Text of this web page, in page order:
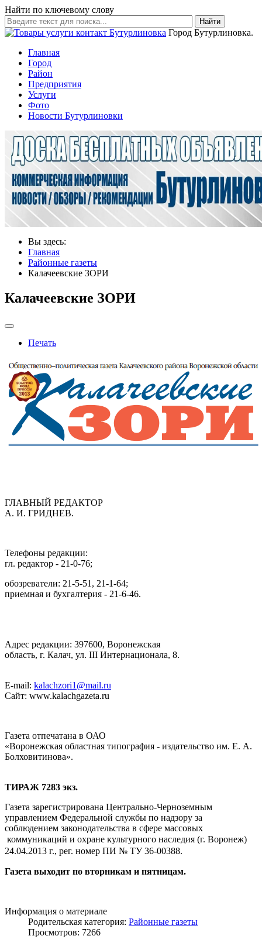
Найти по ключевому слову
Найти
Город Бутурлиновка.
Главная
Город
Район
Предприятия
Услуги
Фото
Новости Бутурлиновки
Вы здесь:
Главная
Районные газеты
Калачеевские ЗОРИ
Калачеевские ЗОРИ
Печать
ГЛАВНЫЙ РЕДАКТОР
А. И. ГРИДНЕВ.
Телефоны редакции:
гл. редактор - 21-0-76;
обозреватели: 21-5-51, 21-1-64;
приемная и бухгалтерия - 21-6-46.
Адрес редакции: 397600, Воронежская
область, г. Калач, ул. III Интернационала, 8.
E-mail: kalachzori1@mail.ru
Сайт: www.kalachgazeta.ru
Газета отпечатана в ОАО
«Воронежская областная типография - издательство им. Е. А.
Болховитинова».
ТИРАЖ 7283 экз.
Газета зарегистрирована Центрально-Черноземным
управлением Федеральной службы по надзору за
соблюдением законодательства в сфере массовых
коммуникаций и охране культурного наследия (г. Воронеж)
24.04.2013 г., рег. номер ПИ № ТУ 36-00388.
Газета выходит по вторникам и пятницам.
Информация о материале
Родительская категория: Районные газеты
Просмотров: 7266